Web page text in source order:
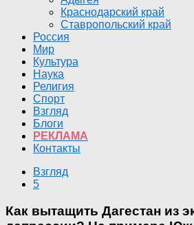
Краснодарский край
Ставропольский край
Россия
Мир
Культура
Наука
Религия
Спорт
Взгляд
Блоги
РЕКЛАМА
Контакты
Взгляд
5
Как вытащить Дагестан из